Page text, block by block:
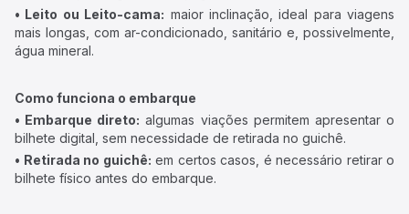
• Leito ou Leito-cama: maior inclinação, ideal para viagens
mais longas, com ar-condicionado, sanitário e, possivelmente,
água mineral.
Como funciona o embarque
• Embarque direto: algumas viações permitem apresentar o
bilhete digital, sem necessidade de retirada no guichê.
• Retirada no guichê: em certos casos, é necessário retirar o
bilhete físico antes do embarque.